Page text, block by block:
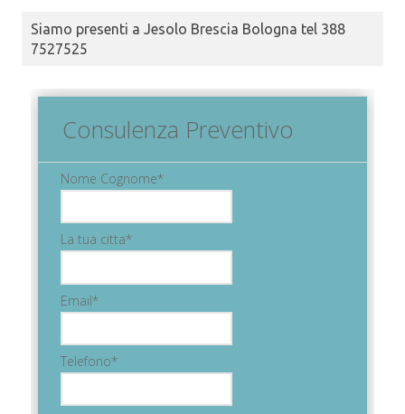
Siamo presenti a Jesolo Brescia Bologna tel 388
7527525